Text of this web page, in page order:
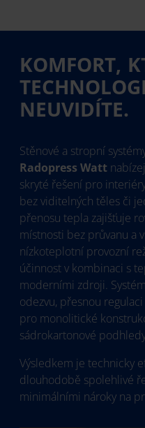
KOMFORT,
NEUVIDÍTE.
Stěnové a stropní
Radopress Watt
skryté řešení pro
bez viditelných těles či
přenosu tepla zajišťuje
místnosti bez průvanu a
nízkoteplotní provozní
účinnost v kombinaci s
moderními zdroji.
odezvu, přesnou
pro monolitické
sádrokartonové
Výsledkem je technicky
dlouhodobě spolehlivé
minimálními nároky na